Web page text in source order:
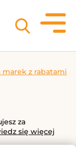
marek z rabatami
za
się więcej